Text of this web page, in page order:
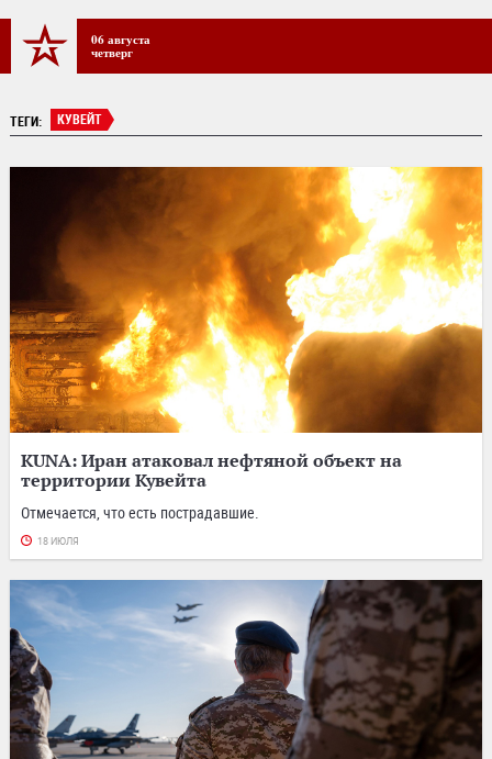
06 августа
четверг
ТЕГИ: КУВЕЙТ
KUNA: Иран атаковал нефтяной объект на
территории Кувейта
Отмечается, что есть пострадавшие.
18 ИЮЛЯ